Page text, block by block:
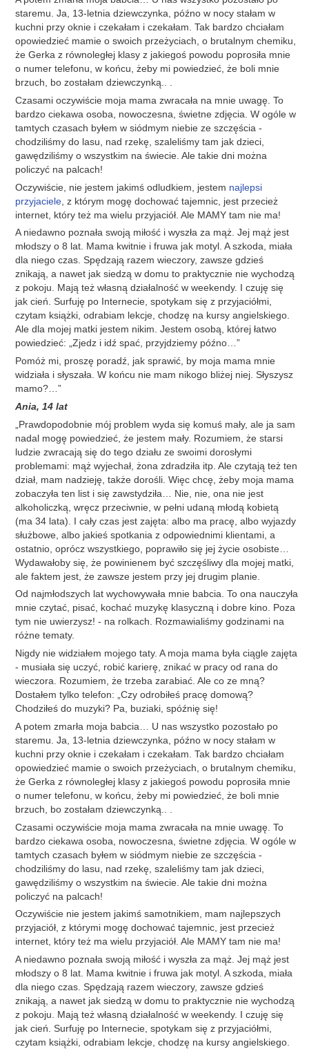
staremu. Ja, 13-letnia dziewczynka, późno w nocy stałam w
kuchni przy oknie i czekałam i czekałam. Tak bardzo chciałam
opowiedzieć mamie o swoich przeżyciach, o brutalnym chemiku,
że Gerka z równoległej klasy z jakiegoś powodu poprosiła mnie
o numer telefonu, w końcu, żeby mi powiedzieć, że boli mnie
brzuch, bo zostałam dziewczynką.. .
Czasami oczywiście moja mama zwracała na mnie uwagę. To
bardzo ciekawa osoba, nowoczesna, świetne zdjęcia. W ogóle w
tamtych czasach byłem w siódmym niebie ze szczęścia -
chodziliśmy do lasu, nad rzekę, szaleliśmy tam jak dzieci,
gawędziliśmy o wszystkim na świecie. Ale takie dni można
policzyć na palcach!
Oczywiście, nie jestem jakimś odludkiem, jestem najlepsi
przyjaciele , z którym mogę dochować tajemnic, jest przecież
internet, który też ma wielu przyjaciół. Ale MAMY tam nie ma!
A niedawno poznała swoją miłość i wyszła za mąż. Jej mąż jest
młodszy o 8 lat. Mama kwitnie i fruwa jak motyl. A szkoda, miała
dla niego czas. Spędzają razem wieczory, zawsze gdzieś
znikają, a nawet jak siedzą w domu to praktycznie nie wychodzą
z pokoju. Mają też własną działalność w weekendy. I czuję się
jak cień. Surfuję po Internecie, spotykam się z przyjaciółmi,
czytam książki, odrabiam lekcje, chodzę na kursy angielskiego.
Ale dla mojej matki jestem nikim. Jestem osobą, której łatwo
powiedzieć: „Zjedz i idź spać, przyjdziemy późno…”
Pomóż mi, proszę poradź, jak sprawić, by moja mama mnie
widziała i słyszała. W końcu nie mam nikogo bliżej niej. Słyszysz
mamo?…”
Ania, 14 lat
„Prawdopodobnie mój problem wyda się komuś mały, ale ja sam
nadal mogę powiedzieć, że jestem mały. Rozumiem, że starsi
ludzie zwracają się do tego działu ze swoimi dorosłymi
problemami: mąż wyjechał, żona zdradziła itp. Ale czytają też ten
dział, mam nadzieję, także dorośli. Więc chcę, żeby moja mama
zobaczyła ten list i się zawstydziła… Nie, nie, ona nie jest
alkoholiczką, wręcz przeciwnie, w pełni udaną młodą kobietą
(ma 34 lata). I cały czas jest zajęta: albo ma pracę, albo wyjazdy
służbowe, albo jakieś spotkania z odpowiednimi klientami, a
ostatnio, oprócz wszystkiego, poprawiło się jej życie osobiste…
Wydawałoby się, że powinienem być szczęśliwy dla mojej matki,
ale faktem jest, że zawsze jestem przy jej drugim planie.
Od najmłodszych lat wychowywała mnie babcia. To ona nauczyła
mnie czytać, pisać, kochać muzykę klasyczną i dobre kino. Poza
tym nie uwierzysz! - na rolkach. Rozmawialiśmy godzinami na
różne tematy.
Nigdy nie widziałem mojego taty. A moja mama była ciągle zajęta
- musiała się uczyć, robić karierę, znikać w pracy od rana do
wieczora. Rozumiem, że trzeba zarabiać. Ale co ze mną?
Dostałem tylko telefon: „Czy odrobiłeś pracę domową?
Chodziłeś do muzyki? Pa, buziaki, spóźnię się!
A potem zmarła moja babcia… U nas wszystko pozostało po
staremu. Ja, 13-letnia dziewczynka, późno w nocy stałam w
kuchni przy oknie i czekałam i czekałam. Tak bardzo chciałam
opowiedzieć mamie o swoich przeżyciach, o brutalnym chemiku,
że Gerka z równoległej klasy z jakiegoś powodu poprosiła mnie
o numer telefonu, w końcu, żeby mi powiedzieć, że boli mnie
brzuch, bo zostałam dziewczynką.. .
Czasami oczywiście moja mama zwracała na mnie uwagę. To
bardzo ciekawa osoba, nowoczesna, świetne zdjęcia. W ogóle w
tamtych czasach byłem w siódmym niebie ze szczęścia -
chodziliśmy do lasu, nad rzekę, szaleliśmy tam jak dzieci,
gawędziliśmy o wszystkim na świecie. Ale takie dni można
policzyć na palcach!
Oczywiście nie jestem jakimś samotnikiem, mam najlepszych
przyjaciół, z którymi mogę dochować tajemnic, jest przecież
internet, który też ma wielu przyjaciół. Ale MAMY tam nie ma!
A niedawno poznała swoją miłość i wyszła za mąż. Jej mąż jest
młodszy o 8 lat. Mama kwitnie i fruwa jak motyl. A szkoda, miała
dla niego czas. Spędzają razem wieczory, zawsze gdzieś
znikają, a nawet jak siedzą w domu to praktycznie nie wychodzą
z pokoju. Mają też własną działalność w weekendy. I czuję się
jak cień. Surfuję po Internecie, spotykam się z przyjaciółmi,
czytam książki, odrabiam lekcje, chodzę na kursy angielskiego.